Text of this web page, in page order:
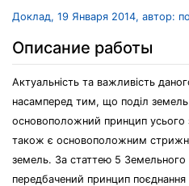
Доклад, 19 Января 2014, автор:
Описание работы
Актуальність та важливість
насамперед тим, що поділ земель
основоположний принцип усього
також є основоположним
земель. За статтею 5 Земельного
передбачений принцип